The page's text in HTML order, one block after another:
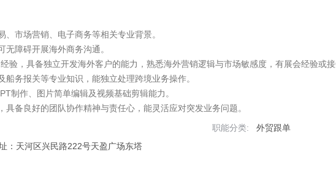
市场营销、电子商务等相关专业背景。
障碍开展海外商务沟通。
验，具备独立开发海外客户的能力，熟悉海外营销逻辑与市场敏感度，有展会经验或接
务报关等专业知识，能独立处理跨境业务操作。
制作、图片简单编辑及视频基础剪辑能力。
备良好的团队协作精神与责任心，能灵活应对突发业务问题。
职能分类:
外贸跟单
：天河区兴民路222号天盈广场东塔